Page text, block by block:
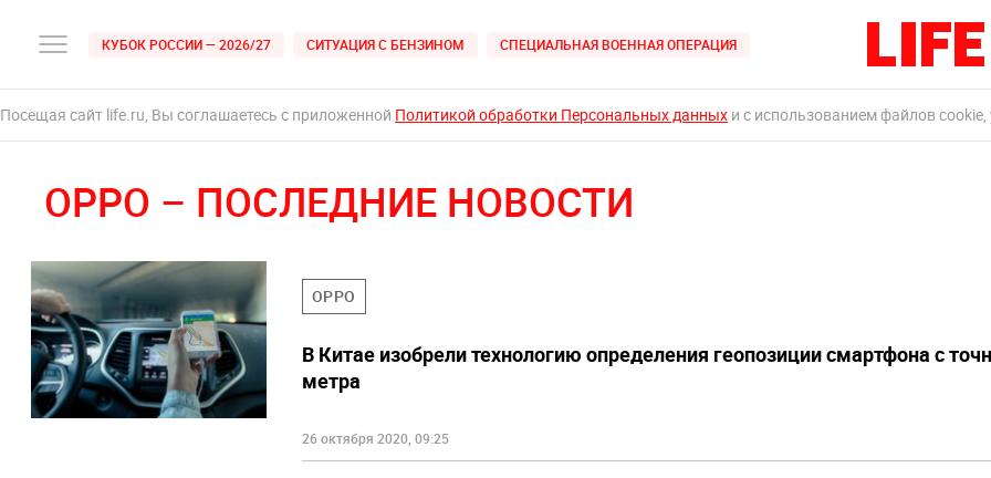
КУБОК РОССИИ — 2026/27 СИТУАЦИЯ С БЕНЗИНОМ СПЕЦИАЛЬНАЯ ВОЕННАЯ ОПЕРАЦИЯ
Посещая сайт life.ru, Вы соглашаетесь с приложенной Политикой обработки Персональных данных и с использованием файлов
OPPO – ПОСЛЕДНИЕ НОВОСТИ
OPPO
В Китае изобрели технологию определения геопозиции смартфона с
метра
26 октября 2020, 09:25